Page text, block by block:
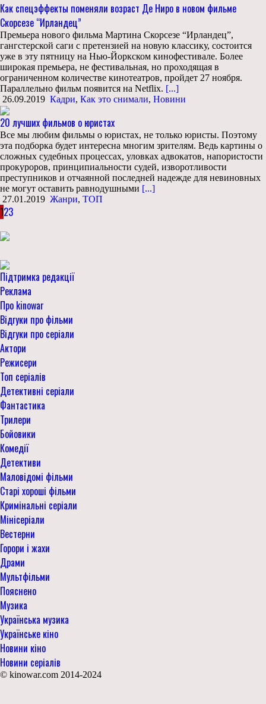
Как спецэффекты поменяли возраст Де Ниро в новом фильме
Скорсезе “Ирландец”
Премьера нового фильма Мартина Скорсезе “Ирландец”,
гангстерской саги с претензией на новую классику, состоится
уже в эту пятницу на Нью-Йоркском кинофестивале. Более
широкая премьера, не фестивальная, но проходящая в
ограниченном количестве кинотеатров, пройдет 27 ноября.
Параллельно фильм появится на Netflix. [...]
26.09.2019 Кадри, Как это снимали, Новини
20 лучших фильмов о юристах
Все мы любим фильмы о юристах, не только юристы. Поэтому
эта подборка будет интересна многим зрителям. Ведь картины о
сложных судебных процессах, уловках адвокатов, напористости
прокуроров, принципиальности судей, изворотливости
преступников и отчаянной последней надежде для невиновных
не могут оставить равнодушными [...]
27.01.2019 Жанри, ТОП
123
Підтримка редакції
Реклама
Про kinowar
Відгуки про фільми
Відгуки про серіали
Актори
Режисери
Топ серіалів
Детективні серіали
Фантастика
Трилери
Бойовики
Комедії
Детективи
Маловідомі фільми
Старі хороші фільми
Кримінальні серіали
Мінісеріали
Вестерни
Горори і жахи
Драми
Мультфільми
Пояснено
Музика
Українська музика
Українське кіно
Новини кіно
Новини серіалів
© kinowar.com 2014-2024